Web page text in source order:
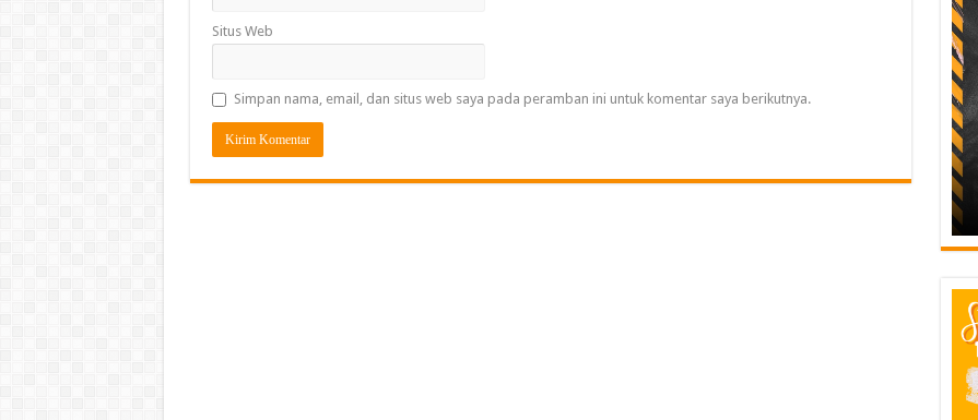
Situs Web
Simpan nama, email, dan situs web saya pada peramban ini untuk komentar saya berikutnya.